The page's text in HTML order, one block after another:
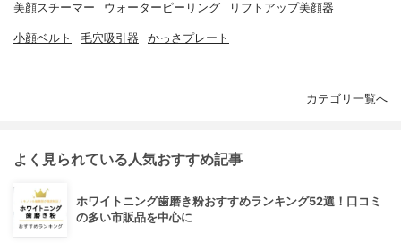
美顔スチーマー ウォーターピーリング リフトアップ美顔器
小顔ベルト 毛穴吸引器 かっさプレート
カテゴリ一覧へ
よく見られている人気おすすめ記事
ホワイトニング歯磨き粉おすすめランキング52選！口コミ
の多い市販品を中心に